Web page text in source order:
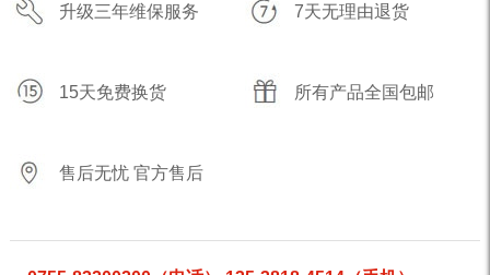
升级三年维保服务 7天无理由退货
15天免费换货 所有产品全国包邮
售后无忧 官方售后